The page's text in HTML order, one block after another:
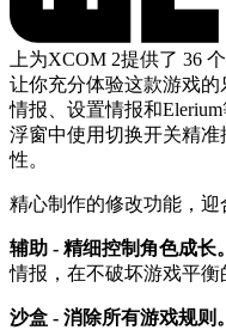
上为XCOM 2提供了 36
让你充分体验这款游戏的
情报、设置情报和
浮窗中使用切换开关精
性。
精心制作的修改功能，迎
辅助 - 精细控制角色成长。
情报，在不破坏游戏平衡
沙盒 - 消除所有游戏规则。